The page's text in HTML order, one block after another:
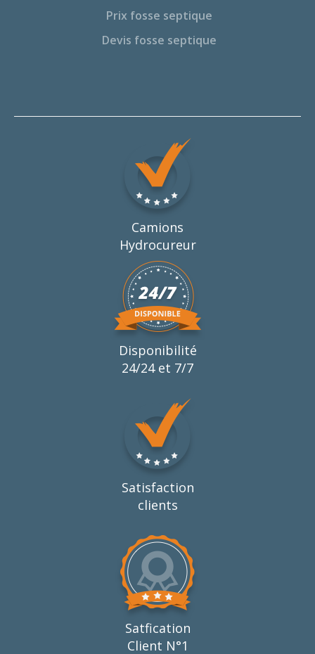
Prix fosse septique
Devis fosse septique
Camions
Hydrocureur
Disponibilité
24/24 et 7/7
Satisfaction
clients
Satfication
Client N°1